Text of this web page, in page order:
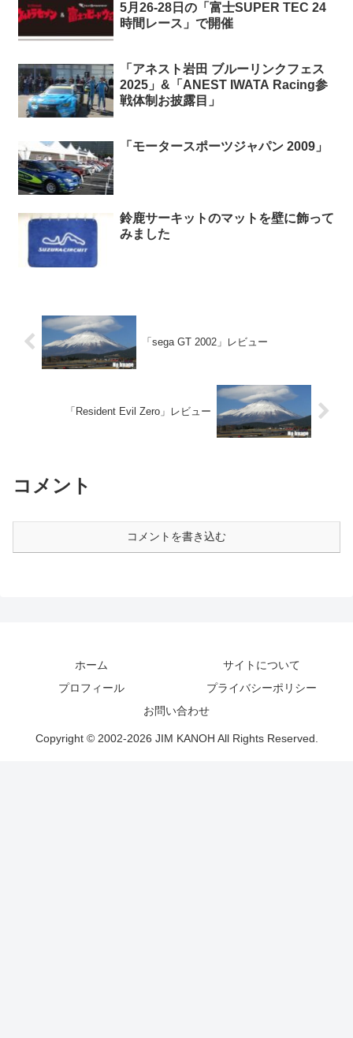
5月26-28日の「富士SUPER TEC 24
時間レース」で開催
「アネスト岩田 ブルーリンクフェス
2025」&「ANEST IWATA Racing参
戦体制お披露目」
「モータースポーツジャパン 2009」
鈴鹿サーキットのマットを壁に飾って
みました
「sega GT 2002」レビュー
「Resident Evil Zero」レビュー
コメント
コメントを書き込む
ホーム
サイトについて
プロフィール
プライバシーポリシー
お問い合わせ
Copyright © 2002-2026 JIM KANOH All Rights Reserved.